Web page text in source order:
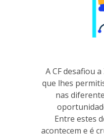
A CF desafiou
que lhes
nas
Entre estes
acontecem e é